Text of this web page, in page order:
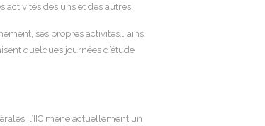
activités des uns et des autres.
ses propres activités… ainsi
quelques journées d’étude
l’IIC mène actuellement un